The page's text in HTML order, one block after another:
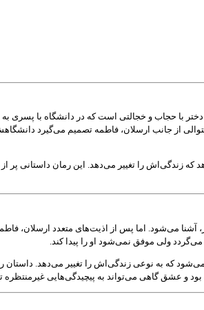
با حجاب و خجالتی است که در دانشگاه با پسری
از جانب ارسلان، فاطمه تصمیم می‌گیرد
که زندگی‌اش را تغییر می‌دهد. این رمان داستانی پر
آشنا می‌شود. اما پس از اذیت‌های متعدد ارسلان،
ولی موفق نمی‌شود او را پیدا کند.
که به نوعی زندگی‌اش را تغییر می‌دهد. داستان
و عشق گاهی می‌تواند به پیچیدگی‌هایی غیرمنتظره